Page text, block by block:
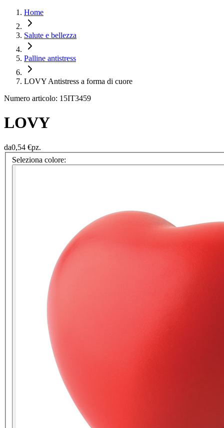
Home
Salute e bellezza
Palline antistress
LOVY Antistress a forma di cuore
Numero articolo: 15IT3459
LOVY
da0,54 €pz.
Seleziona colore: